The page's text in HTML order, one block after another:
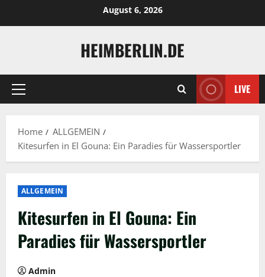
August 6, 2026
HEIMBERLIN.DE
Primary
LIVE
Home
ALLGEMEIN
Kitesurfen in El Gouna: Ein Paradies für Wassersportler
ALLGEMEIN
Kitesurfen in El Gouna: Ein
Paradies für Wassersportler
Admin